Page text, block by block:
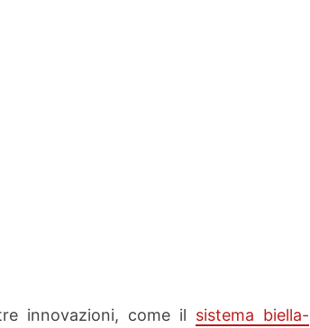
innovazioni, come il sistema biella-